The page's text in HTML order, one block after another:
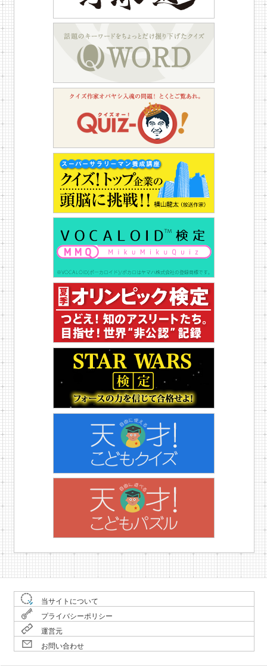
当サイトについて
プライバシーポリシー
運営元
お問い合わせ